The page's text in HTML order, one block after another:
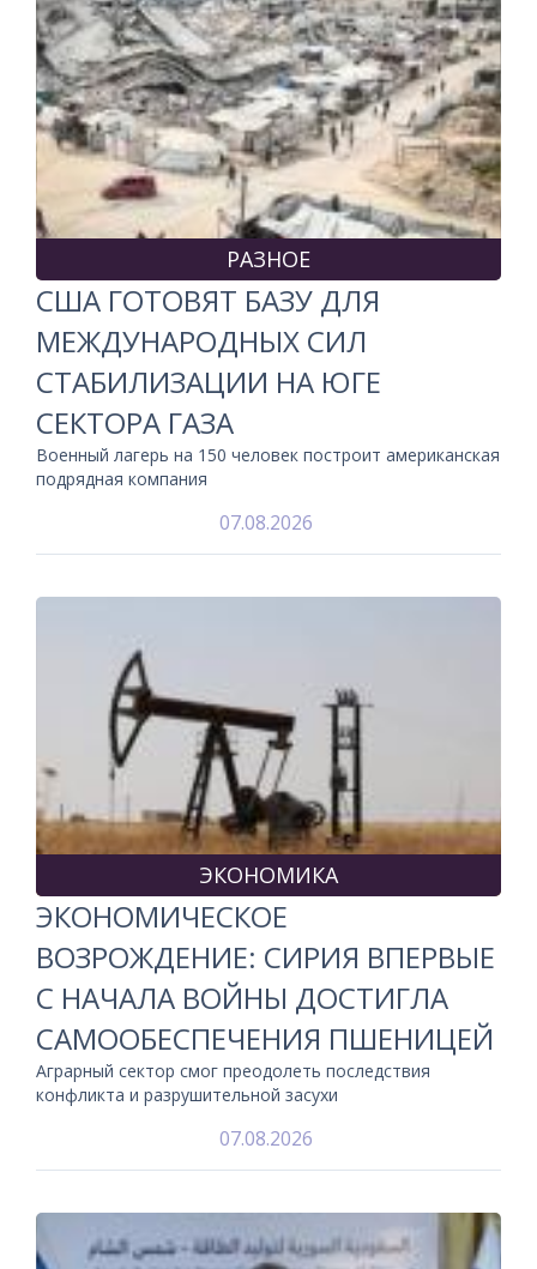
РАЗНОЕ
США ГОТОВЯТ БАЗУ ДЛЯ
МЕЖДУНАРОДНЫХ СИЛ
СТАБИЛИЗАЦИИ НА ЮГЕ
СЕКТОРА ГАЗА
Военный лагерь на 150 человек построит американская
подрядная компания
07.08.2026
ЭКОНОМИКА
ЭКОНОМИЧЕСКОЕ
ВОЗРОЖДЕНИЕ: СИРИЯ ВПЕРВЫЕ
С НАЧАЛА ВОЙНЫ ДОСТИГЛА
САМООБЕСПЕЧЕНИЯ ПШЕНИЦЕЙ
Аграрный сектор смог преодолеть последствия
конфликта и разрушительной засухи
07.08.2026